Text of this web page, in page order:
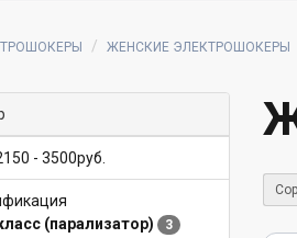
ЖЕНСКИЕ ЭЛЕКТРОШОКЕРЫ
- 3500руб.
(парализатор)
3